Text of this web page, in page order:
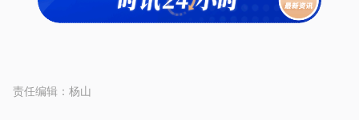
责任编辑： 杨山